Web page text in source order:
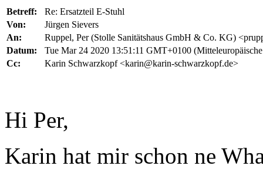
Betreff:
Re: Ersatzteil E-Stuhl
Von:
Jürgen Sievers
An:
Ruppel, Per (Stolle Sanitätshaus GmbH & Co. KG)
Datum:
Tue Mar 24 2020 13:51:11 GMT+0100
Cc:
Karin Schwarzkopf <karin@karin-schwarzkopf.de>
Hi Per,
Karin hat mir schon ne